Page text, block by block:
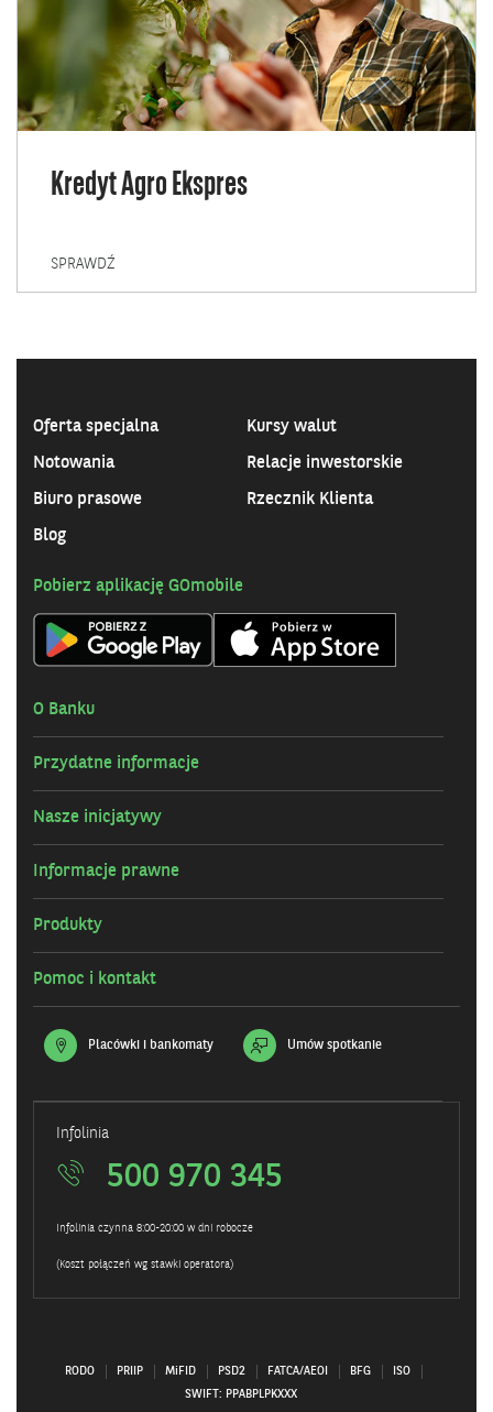
Kredyt Agro Ekspres
SPRAWDŹ
Oferta specjalna Kursy walut
Notowania Relacje inwestorskie
Biuro prasowe Rzecznik Klienta
Blog
Pobierz aplikację GOmobile
O Banku
Przydatne informacje
Nasze inicjatywy
Informacje prawne
Produkty
Pomoc i kontakt
Placówki i bankomaty Umów spotkanie
Infolinia
500 970 345
Infolinia czynna 8:00-20:00 w dni robocze
(Koszt połączeń wg stawki operatora)
RODO PRIIP MiFID PSD2 FATCA/AEOI BFG
ISO
SWIFT: PPABPLPKXXX